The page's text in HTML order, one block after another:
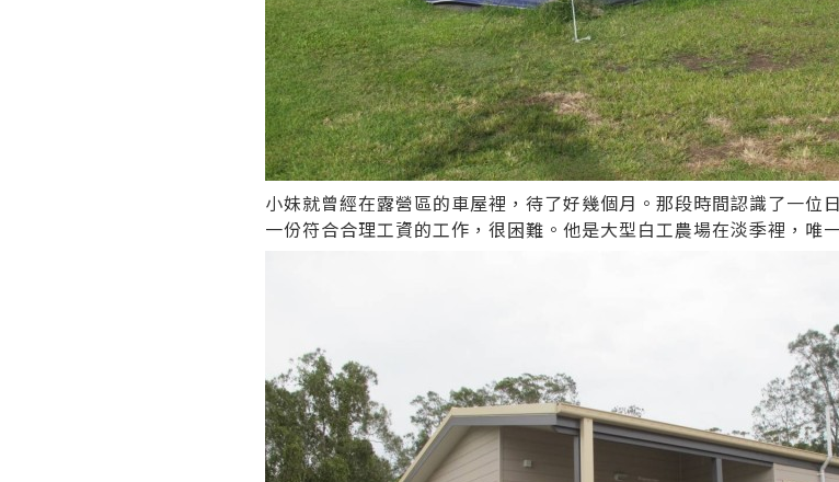
小妹就曾經在露營區的車屋裡，待了好幾個月。那段時間認識了一位
一份符合合理工資的工作，很困難。他是大型白工農場在淡季裡，唯